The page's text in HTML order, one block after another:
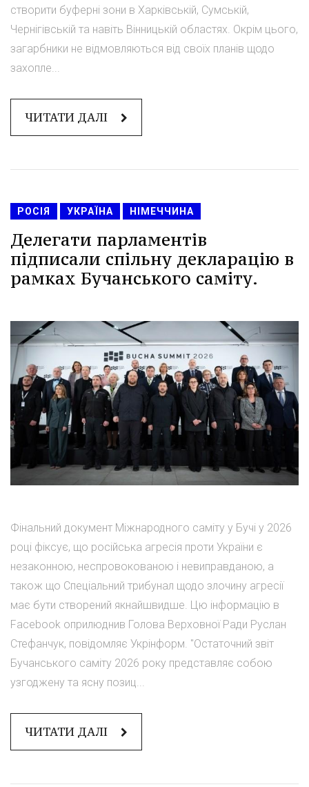
створити буферні зони в Харківській, Сумській,
Чернігівській та навіть Вінницькій областях. Окрім цього,
загарбники не відмовляються від своїх планів щодо
захопле...
ЧИТАТИ ДАЛІ
РОСІЯ УКРАЇНА НІМЕЧЧИНА
Делегати парламентів
підписали спільну декларацію в
рамках Бучанського саміту.
Фінальний документ Міжнародного саміту у Бучі у 2026
році фіксує, що російська агресія проти України є
незаконною, неспровокованою і невиправданою, а
також що Спеціальний трибунал щодо злочину агресії
має бути створений якнайшвидше. Цю інформацію в
Facebook оприлюднив Голова Верховної Ради Руслан
Стефанчук, повідомляє Укрінформ. "Остаточний звіт
Бучанського саміту 2026 року представляє собою
узгоджену та ясну позиц...
ЧИТАТИ ДАЛІ